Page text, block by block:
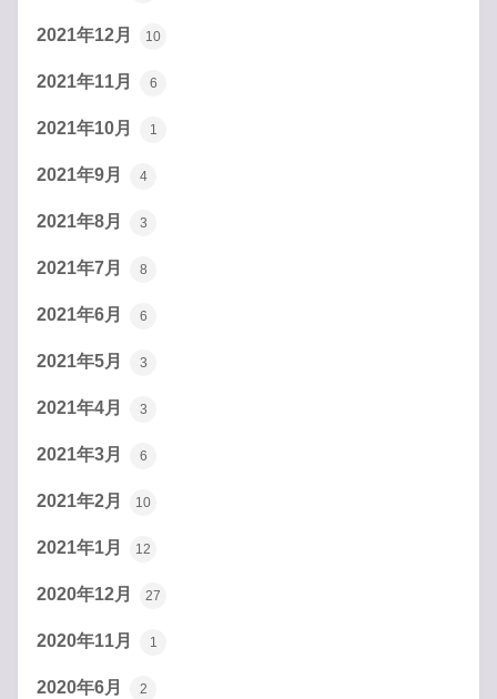
2021年12月 10
2021年11月 6
2021年10月 1
2021年9月 4
2021年8月 3
2021年7月 8
2021年6月 6
2021年5月 3
2021年4月 3
2021年3月 6
2021年2月 10
2021年1月 12
2020年12月 27
2020年11月 1
2020年6月 2